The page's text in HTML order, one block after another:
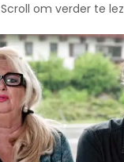
Scroll om verder te